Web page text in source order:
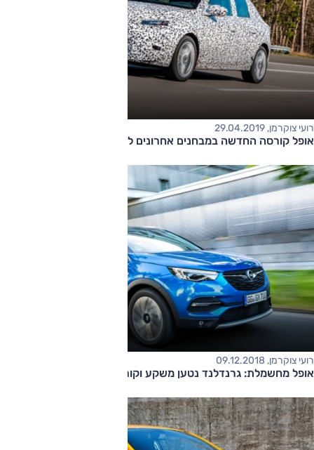
רועי צוקרמן, 29.04.2019
אופל קורסה החדשה במבחנים אחרונים לפני חשיפה
רועי צוקרמן, 09.12.2018
אופל מחשמלת: גרנדלנד נטען משקע וקורסה חשמלית ב-2019